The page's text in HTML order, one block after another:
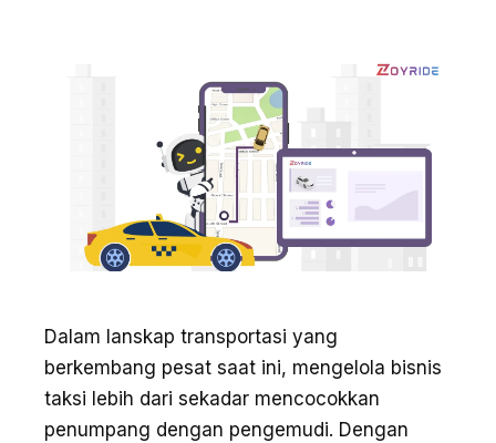
Dalam lanskap transportasi yang
berkembang pesat saat ini, mengelola bisnis
taksi lebih dari sekadar mencocokkan
penumpang dengan pengemudi. Dengan